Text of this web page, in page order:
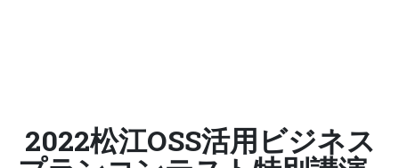
2022松江OSS活用ビジネス